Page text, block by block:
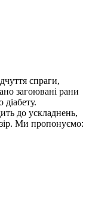
спраги,
загоювані рани
до ускладнень,
Ми пропонуємо: